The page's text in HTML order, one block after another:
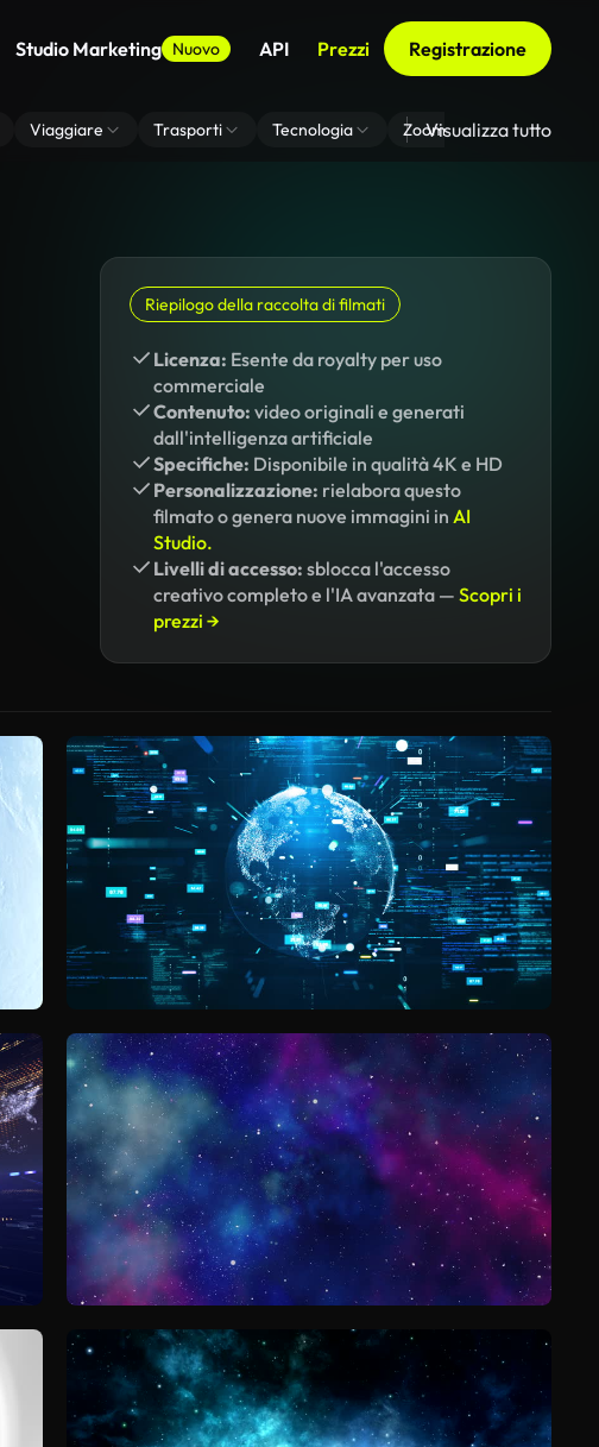
Studio Marketing Nuovo API Prezzi Registrazione
Viaggiare Trasporti Tecnologia Zoom Di Sfondo Virtuale
Visualizza tutto
Riepilogo della raccolta di filmati
Licenza: Esente da royalty per uso
commerciale
Contenuto: video originali e generati
dall'intelligenza artificiale
Specifiche: Disponibile in qualità 4K e HD
Personalizzazione: rielabora questo
filmato o genera nuove immagini in AI
Studio.
Livelli di accesso: sblocca l'accesso
creativo completo e l'IA avanzata — Scopri i
prezzi →